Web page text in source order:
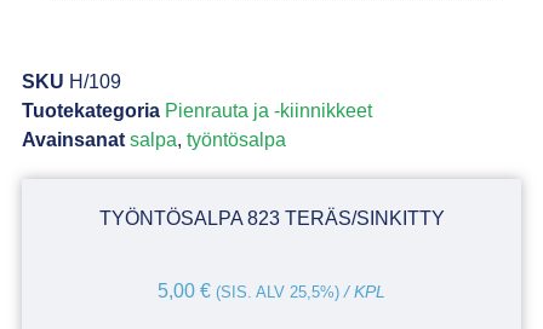
SKU H/109
Tuotekategoria Pienrauta ja -kiinnikkeet
Avainsanat salpa, työntösalpa
TYÖNTÖSALPA 823 TERÄS/SINKITTY
5,00 € (SIS. ALV 25,5%) / KPL